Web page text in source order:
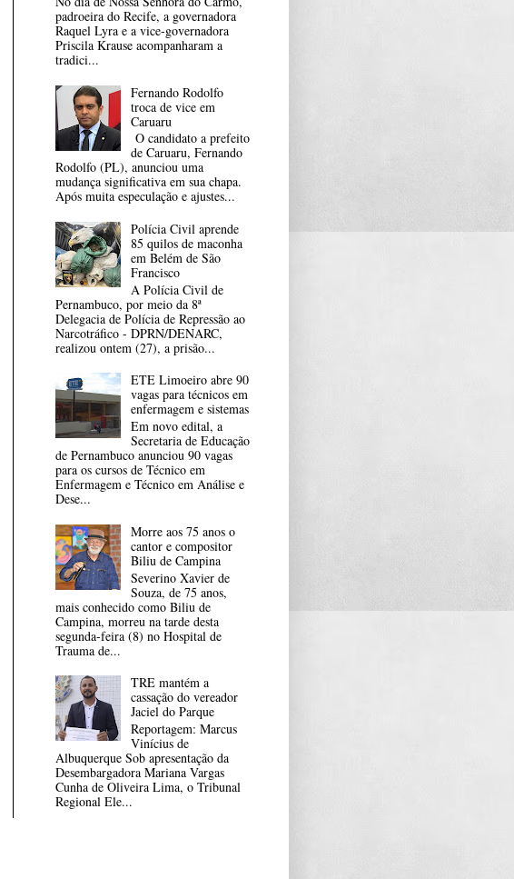
padroeira do Recife, a governadora
Raquel Lyra e a vice-governadora
Priscila Krause acompanharam a
tradici...
Fernando Rodolfo
troca de vice em
Caruaru
O candidato a prefeito
de Caruaru, Fernando
Rodolfo (PL), anunciou uma
mudança significativa em sua chapa.
Após muita especulação e ajustes...
Polícia Civil aprende
85 quilos de maconha
em Belém de São
Francisco
A Polícia Civil de
Pernambuco, por meio da 8ª
Delegacia de Polícia de Repressão ao
Narcotráfico - DPRN/DENARC,
realizou ontem (27), a prisão...
ETE Limoeiro abre 90
vagas para técnicos em
enfermagem e sistemas
Em novo edital, a
Secretaria de Educação
de Pernambuco anunciou 90 vagas
para os cursos de Técnico em
Enfermagem e Técnico em Análise e
Dese...
Morre aos 75 anos o
cantor e compositor
Biliu de Campina
Severino Xavier de
Souza, de 75 anos,
mais conhecido como Biliu de
Campina, morreu na tarde desta
segunda-feira (8) no Hospital de
Trauma de...
TRE mantém a
cassação do vereador
Jaciel do Parque
Reportagem: Marcus
Vinícius de
Albuquerque Sob apresentação da
Desembargadora Mariana Vargas
Cunha de Oliveira Lima, o Tribunal
Regional Ele...